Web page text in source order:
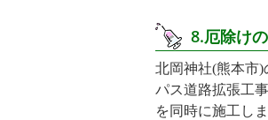
8.厄除け
北岡神社(熊本市
パス道路拡張工
を同時に施工し